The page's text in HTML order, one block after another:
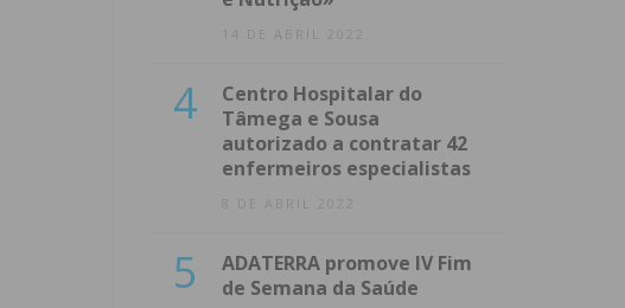
14 DE ABRIL 2022
4
Centro Hospitalar do
Tâmega e Sousa
autorizado a contratar 42
enfermeiros especialistas
8 DE ABRIL 2022
5
ADATERRA promove IV Fim
de Semana da Saúde